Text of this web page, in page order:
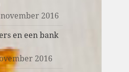
2016
en een bank
2016